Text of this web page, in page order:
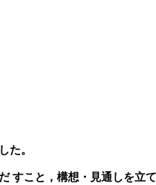
た。
すこと，構想・見通しを立